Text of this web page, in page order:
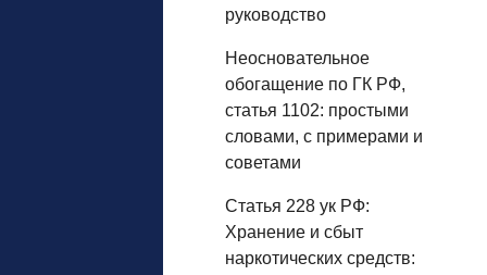
руководство
Неосновательное
обогащение по ГК РФ,
статья 1102: простыми
словами, с примерами и
советами
Статья 228 ук РФ:
Хранение и сбыт
наркотических средств: